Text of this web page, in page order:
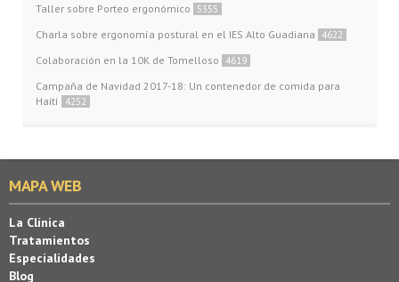
Taller sobre Porteo ergonómico 5355
Charla sobre ergonomía postural en el IES Alto Guadiana 4622
Colaboración en la 10K de Tomelloso 4619
Campaña de Navidad 2017-18: Un contenedor de comida para
Haití
4252
MAPA WEB
La Clínica
Tratamientos
Especialidades
Blog